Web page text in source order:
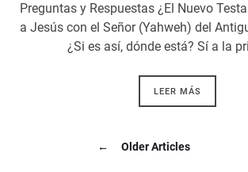
Preguntas y Respuestas ¿El Nuevo
a Jesús con el Señor (Yahweh) del
¿Si es así, dónde está? Sí a la
LEER MÁS
← Older Articles